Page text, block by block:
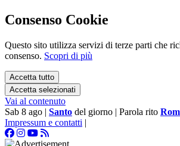
Consenso Cookie
Questo sito utilizza servizi di terze parti che
consenso. Scopri di più
Accetta tutto
Accetta selezionati
Vai al contenuto
Sab 8 ago | Santo del giorno | Parola rito
Impressum e contatti |